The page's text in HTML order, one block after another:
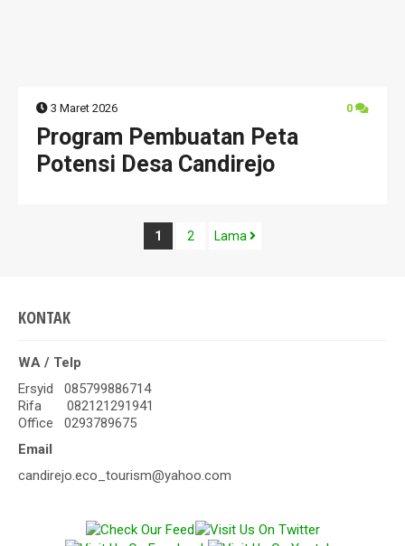
3 Maret 2026 0
Program Pembuatan Peta
Potensi Desa Candirejo
1 2 Lama
KONTAK
WA / Telp
Ersyid 085799886714
Rifa 082121291941
Office 0293789675
Email
candirejo.eco_tourism@yahoo.com